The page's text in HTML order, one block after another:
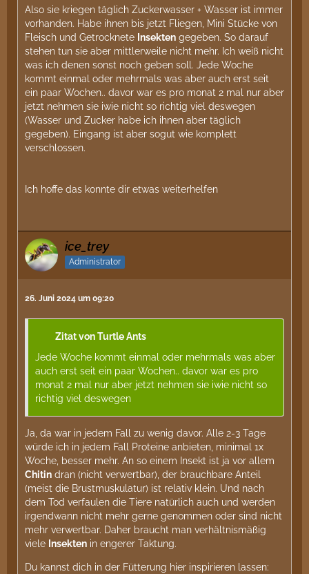
schnell erste Arbeiterinnen zu haben und ihre
Ressourcen sind begrenzt. DiePygmäensind quasi
Sparversionen, die nur einer erfolgreichen Gründung
und der ersten Aufzucht "regulärer" Arbeiterinnen
dienen. Auch haben sie eine deutlich reduzierte
Lebenserwartung, meist nur wenige Monate. Soweit
so normal.
Generell wäre es für mich aber interessant, wie
momentan die Fütterung aussieht. Wie viele Proteine
gibst du momentan und wie oft? Was für welche?
anzukurbeln. So beim Drüberschauen über die
Schwung (Brutfraß) zugunsten einzelner Larven
stattfindet. Sprich: Eier und jüngere Larven werden
verwertet um den größten Larven das Wachstum zu
ermöglichen. Das passiert z.B. wenn nicht
locker noch verdoppeln.
Also sie kriegen täglich Zuckerwasser + Wasser ist immer
vorhanden. Habe ihnen bis jetzt Fliegen, Mini Stücke von
Fleisch und Getrocknete Insekten gegeben. So darauf
stehen tun sie aber mittlerweile nicht mehr. Ich weiß nicht
was ich denen sonst noch geben soll. Jede Woche
kommt einmal oder mehrmals was aber auch erst seit
ein paar Wochen.. davor war es pro monat 2 mal nur aber
jetzt nehmen sie iwie nicht so richtig viel deswegen
(Wasser und Zucker habe ich ihnen aber täglich
gegeben). Eingang ist aber sogut wie komplett
verschlossen.
Ich hoffe das konnte dir etwas weiterhelfen
ice_trey
Administrator
26. Juni 2024 um 09:20
Zitat von Turtle Ants
Jede Woche kommt einmal oder mehrmals was aber
auch erst seit ein paar Wochen.. davor war es pro
monat 2 mal nur aber jetzt nehmen sie iwie nicht so
richtig viel deswegen
Ja, da war in jedem Fall zu wenig davor. Alle 2-3 Tage
würde ich in jedem Fall Proteine anbieten, minimal 1x
Woche, besser mehr. An so einem Insekt ist ja vor allem
Chitin dran (nicht verwertbar), der brauchbare Anteil
(meist die Brustmuskulatur) ist relativ klein. Und nach
dem Tod verfaulen die Tiere natürlich auch und werden
irgendwann nicht mehr gerne genommen oder sind nicht
mehr verwertbar. Daher braucht man verhältnismäßig
viele Insekten in engerer Taktung.
Du kannst dich in der Fütterung hier inspirieren lassen: